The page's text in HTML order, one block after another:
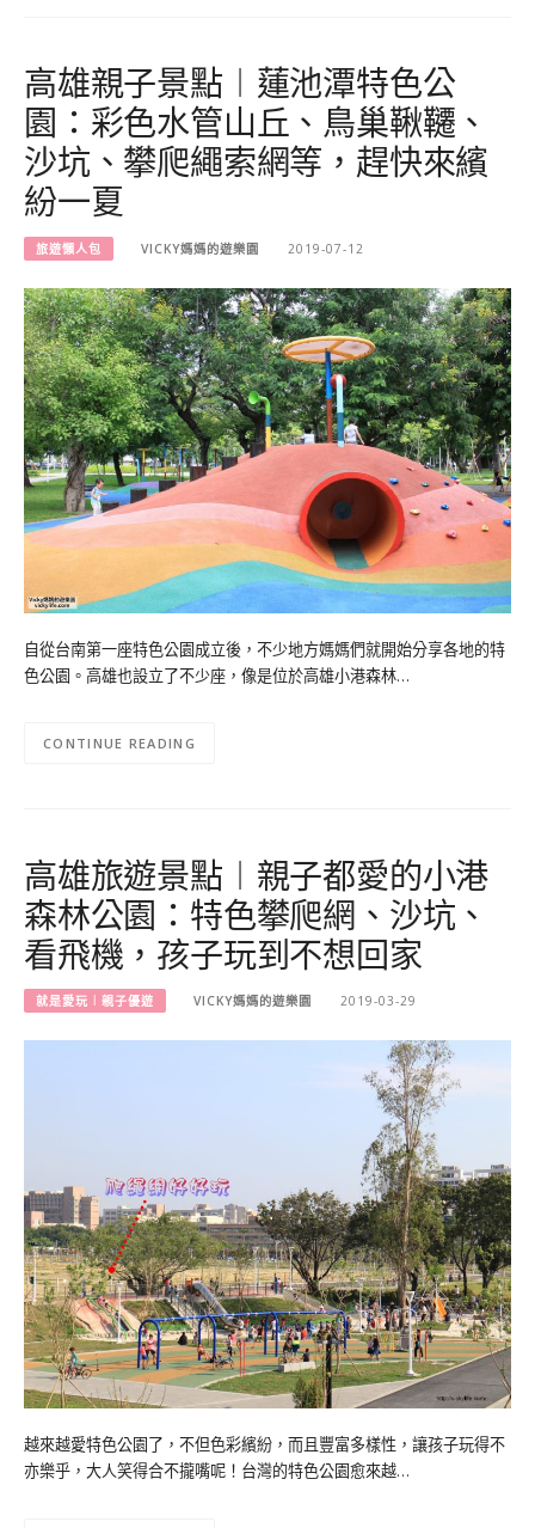
高雄親子景點︱蓮池潭特色公
園：彩色水管山丘、鳥巢鞦韆、
沙坑、攀爬繩索網等，趕快來繽
紛一夏
旅遊懶人包 VICKY媽媽的遊樂園 2019-07-12
自從台南第一座特色公園成立後，不少地方媽媽們就開始分享各地的特
色公園。高雄也設立了不少座，像是位於高雄小港森林…
CONTINUE READING
高雄旅遊景點︱親子都愛的小港
森林公園：特色攀爬網、沙坑、
看飛機，孩子玩到不想回家
就是愛玩︱親子優遊 VICKY媽媽的遊樂園 2019-03-29
越來越愛特色公園了，不但色彩繽紛，而且豐富多樣性，讓孩子玩得不
亦樂乎，大人笑得合不攏嘴呢！台灣的特色公園愈來越…